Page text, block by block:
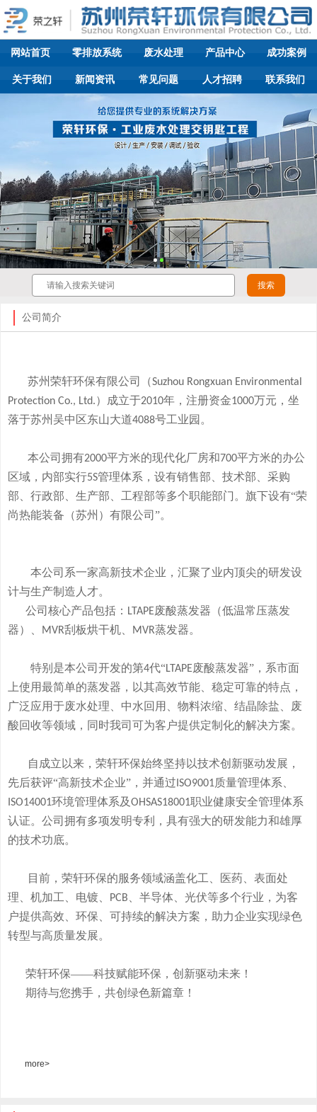
网站首页 零排放系统 废水处理 产品中心 成功案例
关于我们 新闻资讯 常见问题 人才招聘 联系我们
公司简介
苏州荣轩环保有限公司（Suzhou Rongxuan Environmental
Protection Co., Ltd.）成立于2010年，注册资金1000万元，坐
落于苏州吴中区东山大道4088号工业园。
本公司拥有2000平方米的现代化厂房和700平方米的办公
区域，内部实行5S管理体系，设有销售部、技术部、采购
部、行政部、生产部、工程部等多个职能部门。旗下设有“荣
尚热能装备（苏州）有限公司”。
本公司系一家高新技术企业，汇聚了业内顶尖的研发设
计与生产制造人才。
公司核心产品包括： LTAPE废酸蒸发器 （低温常压蒸发
器）、
MVR刮板烘干机、 MVR蒸发器。
特别是本公司开发的第4代“LTAPE废酸蒸发器” ，系市面
上使用最简单的蒸发器， 以其高效节能、稳定可靠的特点，
广泛应用于废水处理、中水回用、物料浓缩、结晶除盐、废
酸回收等领域， 同时我司可为客户提供定制化的解决方案。
自成立以来，荣轩环保始终坚持以技术创新驱动发展，
先后获评“高新技术企业”，并通过 ISO9001质量管理体系、
ISO14001环境管理体系及OHSAS18001职业健康安全管理体系
认证。公司拥有多项发明专利，具有强大的研发能力和雄厚
的技术功底。
目前，荣轩环保的服务领域涵盖化工、医药、表面处
理、机加工、电镀、
PCB
、半导体、光伏等多个行业，为客
户提供高效、环保、可持续的解决方案，助力企业实现绿色
转型与高质量发展。
荣轩环保——科技赋能环保，创新驱动未来！
期待与您携手，共创绿色新篇章！
more>